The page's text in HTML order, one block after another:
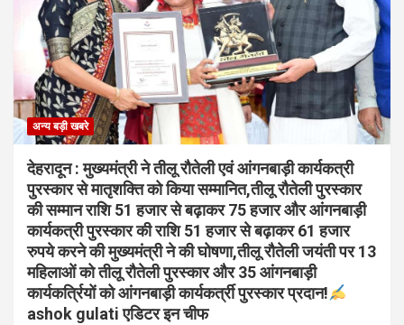
अन्य बड़ी खबरे
देहरादून : मुख्यमंत्री ने तीलू रौतेली एवं आंगनबाड़ी कार्यकत्री
पुरस्कार से मातृशक्ति को किया सम्मानित,तीलू रौतेली पुरस्कार
की सम्मान राशि 51 हजार से बढ़ाकर 75 हजार और आंगनबाड़ी
कार्यकत्री पुरस्कार की राशि 51 हजार से बढ़ाकर 61 हजार
रुपये करने की मुख्यमंत्री ने की घोषणा,तीलू रौतेली जयंती पर 13
महिलाओं को तीलू रौतेली पुरस्कार और 35 आंगनबाड़ी
कार्यकर्त्रियों को आंगनबाड़ी कार्यकर्त्री पुरस्कार प्रदान!
ashok gulati एडिटर इन चीफ